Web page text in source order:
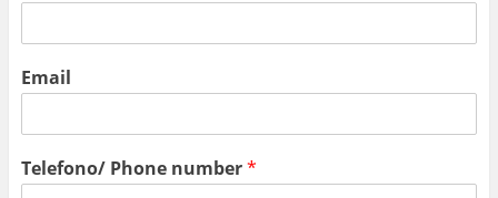
Email
Telefono/ Phone number*